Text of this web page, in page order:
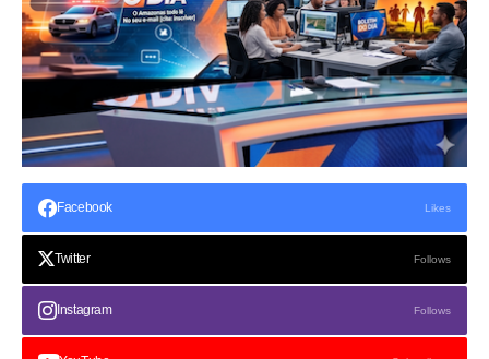
Facebook Likes
Twitter Follows
Instagram Follows